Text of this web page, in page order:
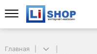
Главная